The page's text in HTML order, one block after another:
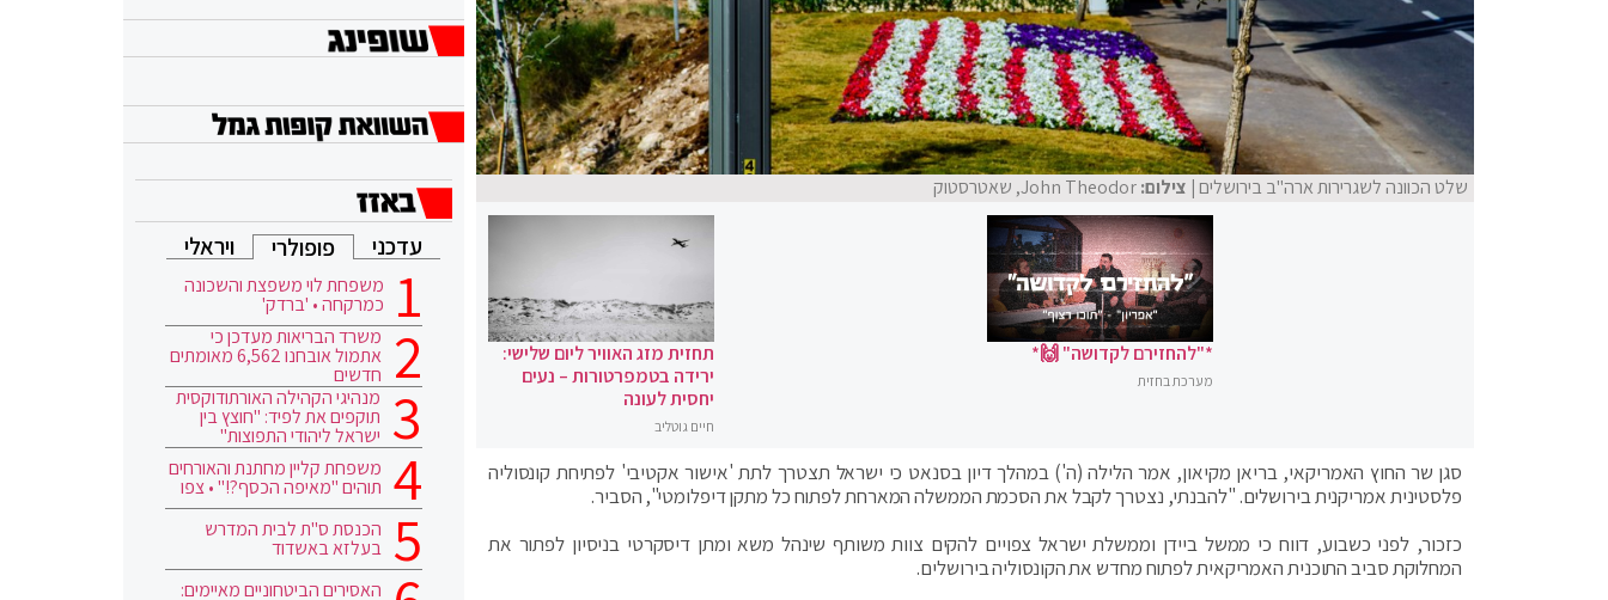
שלט הכוונה לשגרירות ארה"ב בירושלים | צילום:John Theodor, שאטרסטוק
*"להחזירם לקדושה" 🙌*
מערכת בחזית
תחזית מזג האוויר ליום שלישי:
ירידה בטמפרטורות – נעים
יחסית לעונה
חיים גוטליב
סגן שר החוץ האמריקאי, בריאן מקיאון, אמר הלילה (ה') במהלך דיון בסנאט כי ישראל תצטרך לתת 'אישור אקטיבי' לפתיחת קונסוליה
פלסטינית אמריקנית בירושלים. "להבנתי, נצטרך לקבל את הסכמת הממשלה המארחת לפתוח כל מתקן דיפלומטי", הסביר.
כזכור, לפני כשבוע, דווח כי ממשל ביידן וממשלת ישראל צפויים להקים צוות משותף שינהל משא ומתן דיסקרטי בניסיון לפתור את
המחלוקת סביב התוכנית האמריקאית לפתוח מחדש את הקונסוליה בירושלים.
עדכני פופולרי ויראלי
משפחת לוי משפצת והשכונה
כמרקחה • 'ברדק'
משרד הבריאות מעדכן כי
אתמול אובחנו 6,562 מאומתים
חדשים
מנהיגי הקהילה האורתודוקסית
תוקפים את לפיד: "חוצץ בין
ישראל ליהודי התפוצות"
משפחת קליין מחתנת והאורחים
תוהים "מאיפה הכסף?!" • צפו
הכנסת ס"ת לבית המדרש
בעלזא באשדוד
האסירים הביטחוניים מאיימים: